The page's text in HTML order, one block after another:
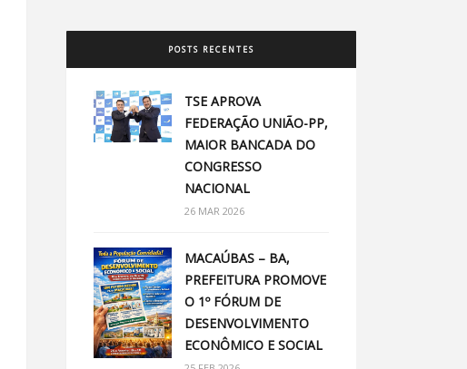
POSTS RECENTES
TSE APROVA
FEDERAÇÃO UNIÃO-PP,
MAIOR BANCADA DO
CONGRESSO
NACIONAL
26 MAR 2026
MACAÚBAS – BA,
PREFEITURA PROMOVE
O 1º FÓRUM DE
DESENVOLVIMENTO
ECONÔMICO E SOCIAL